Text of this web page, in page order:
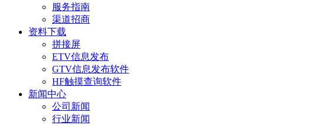
服务指南
渠道招商
资料下载
拼接屏
ETV信息发布
GTV信息发布软件
HF触摸查询软件
新闻中心
公司新闻
行业新闻